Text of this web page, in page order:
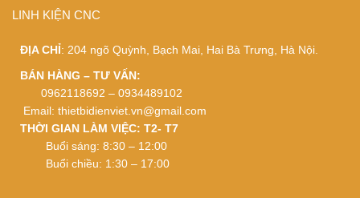
LINH KIỆN CNC
ĐỊA CHỈ: 204 ngõ Quỳnh, Bạch Mai, Hai Bà Trưng, Hà Nội.
BÁN HÀNG – TƯ VẤN:
0962118692 – 0934489102
Email: thietbidienviet.vn@gmail.com
THỜI GIAN LÀM VIỆC: T2- T7
Buổi sáng: 8:30 – 12:00
Buổi chiều: 1:30 – 17:00